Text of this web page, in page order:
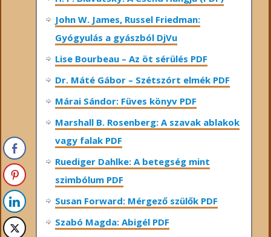
John W. James, Russel Friedman:
Gyógyulás a gyászból DjVu
Lise Bourbeau – Az öt sérülés PDF
Dr. Máté Gábor – Szétszórt elmék PDF
Márai Sándor: Füves könyv PDF
Marshall B. Rosenberg: A szavak ablakok
vagy falak PDF
Ruediger Dahlke: A betegség mint
szimbólum PDF
Susan Forward: Mérgező szülők PDF
Szabó Magda: Abigél PDF